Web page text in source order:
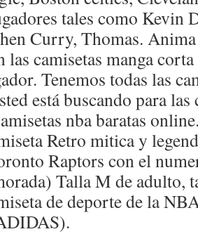
tales como Kevin
Curry, Thomas.
las camisetas manga
Tenemos todas las
está buscando para
nba baratas
Retro mitica y
Raptors con el
Talla M de adulto,
de deporte de la